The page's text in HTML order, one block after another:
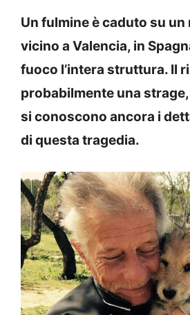
Un fulmine è caduto su
vicino a Valencia, in
fuoco l’intera struttura. Il
probabilmente una
si conoscono ancora i
di questa tragedia.